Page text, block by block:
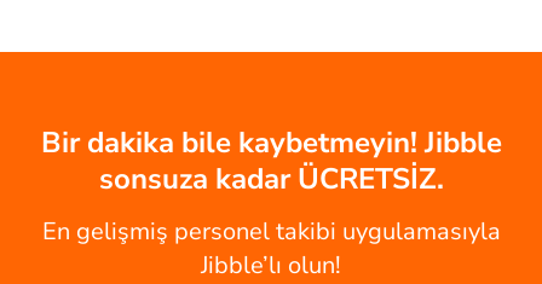
Bir dakika bile kaybetmeyin! Jibble
sonsuza kadar ÜCRETSİZ.
En gelişmiş personel takibi uygulamasıyla
Jibble’lı olun!